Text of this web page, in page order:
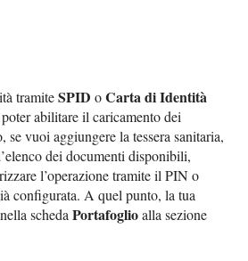
tramiteSPID oCarta di Identità
abilitare il caricamento dei
se vuoi aggiungere la tessera sanitaria,
dei documenti disponibili,
l’operazione tramite il PIN o
configurata. A quel punto, la tua
schedaPortafoglioalla sezione